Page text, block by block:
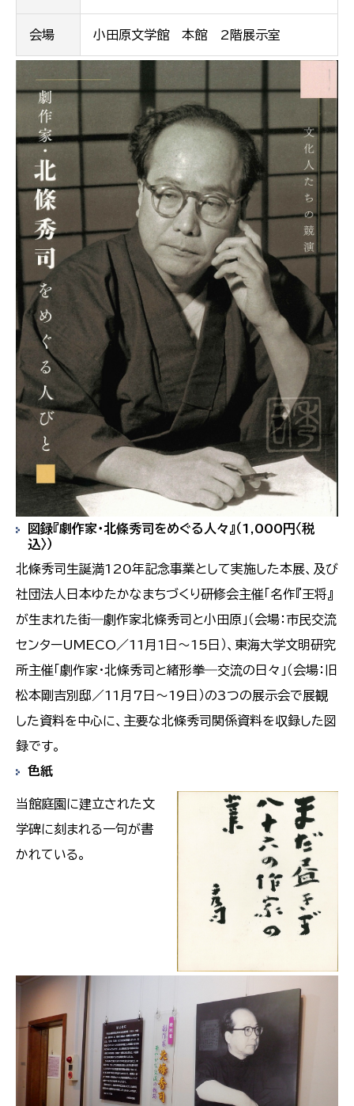
会場 小田原文学館 本館 2階展示室
図録『劇作家・北條秀司をめぐる人々』（1,000円〈税
込〉）
北條秀司生誕満120年記念事業として実施した本展、及び
社団法人日本ゆたかなまちづくり研修会主催「名作『王将』
が生まれた街―劇作家北條秀司と小田原」（会場：市民交流
センターUMECO／11月1日～15日）、東海大学文明研究
所主催「劇作家・北條秀司と緒形拳―交流の日々」（会場：旧
松本剛吉別邸／11月7日～19日）の3つの展示会で展観
した資料を中心に、主要な北條秀司関係資料を収録した図
録です。
色紙
当館庭園に建立された文
学碑に刻まれる一句が書
かれている。